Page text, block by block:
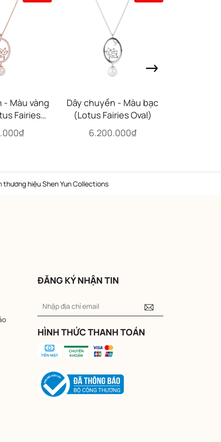
- Màu vàng
Fairies
Dây chuyền - Màu bạc
(Lotus Fairies Oval)
6.200.000₫
Shen Yun Collections
ĐĂNG KÝ NHẬN TIN
HÌNH THỨC THANH TOÁN